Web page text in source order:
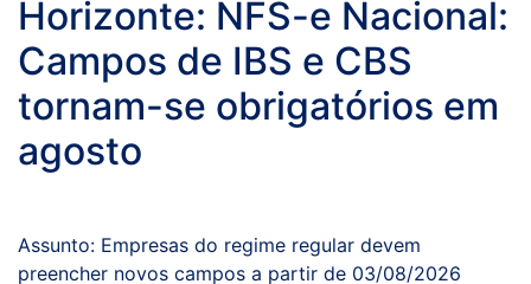
Horizonte: NFS-e Nacional:
Campos de IBS e CBS
tornam-se obrigatórios em
agosto
Assunto: Empresas do regime regular devem
preencher novos campos a partir de 03/08/2026